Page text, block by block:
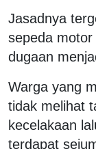
Jasadnya
sepeda motor
dugaan
Warga yang
tidak melihat
kecelakaan
terdapat